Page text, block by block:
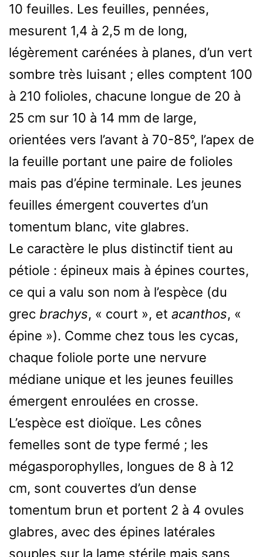
10 feuilles. Les feuilles, pennées,
mesurent 1,4 à 2,5 m de long,
légèrement carénées à planes, d’un vert
sombre très luisant ; elles comptent 100
à 210 folioles, chacune longue de 20 à
25 cm sur 10 à 14 mm de large,
orientées vers l’avant à 70-85°, l’apex de
la feuille portant une paire de folioles
mais pas d’épine terminale. Les jeunes
feuilles émergent couvertes d’un
tomentum blanc, vite glabres.
Le caractère le plus distinctif tient au
pétiole : épineux mais à épines courtes,
ce qui a valu son nom à l’espèce (du
grec brachys, « court », et acanthos, «
épine »). Comme chez tous les cycas,
chaque foliole porte une nervure
médiane unique et les jeunes feuilles
émergent enroulées en crosse.
L’espèce est dioïque. Les cônes
femelles sont de type fermé ; les
mégasporophylles, longues de 8 à 12
cm, sont couvertes d’un dense
tomentum brun et portent 2 à 4 ovules
glabres, avec des épines latérales
souples sur la lame stérile mais sans